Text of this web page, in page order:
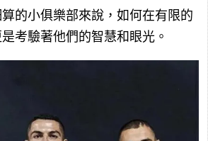
的小俱樂部來說，如何在有限的
考驗著他們的智慧和眼光。